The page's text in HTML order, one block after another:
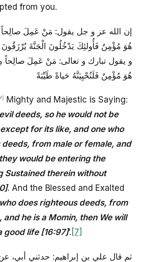
from you.
إن الله عز و جل يقول: مَنْ عَمِلَ صالِحاً
هُوَ مُؤْمِنٌ فَأُولئِكَ يَدْخُلُونَ الْجَنَّةَ
و يقول تبارك و تعالى: مَنْ عَمِلَ صالِحاً
هُوَ مُؤْمِنٌ فَلَنُحْيِيَنَّهُ حَياةً طَيِّبَةً
Mighty and Majestic is Saying:
deeds, so he would not be
for its like, and one who
from male or female, and
would be entering the
Sustained therein without
. And the Blessed and Exalted
does righteous deeds, from
and he is a Momin, then We will
good life [16:97]’. [7]
ثم‏ قال علي بن إبراهيم: حدثني أبي،